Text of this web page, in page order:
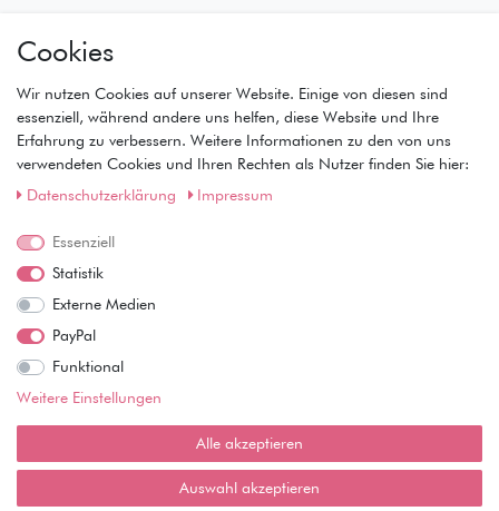
• Registrierung
• Warenkorb
• Kasse
• Wunschliste
Service
• Datenschutz
• AGB
Wie läuft der Versand ab?
Kann ich meine Bestellung abholen?
Ist die Ware neuverpackt?
Muss ich Vorbesteller-Artikel sofort bezahlen?
Cookies
Wir nutzen Cookies auf unserer Website. Einige von diesen sind
essenziell, während andere uns helfen, diese Website und Ihre
Erfahrung zu verbessern. Weitere Informationen zu den von uns
verwendeten Cookies und Ihren Rechten als Nutzer finden Sie hier:
Daten­schutz­erklärung
Impressum
Essenziell
Statistik
Externe Medien
PayPal
Funktional
Weitere Einstellungen
Alle akzeptieren
Auswahl akzeptieren